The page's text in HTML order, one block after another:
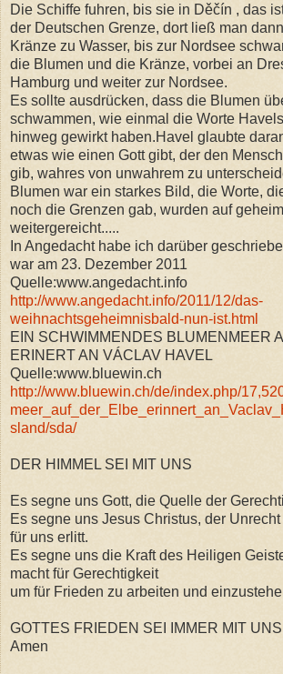
Die Schiffe fuhren, bis sie in Děčín , das
der Deutschen Grenze, dort ließ man
Kränze zu Wasser, bis zur Nordsee
die Blumen und die Kränze, vorbei an
Hamburg und weiter zur Nordsee.
Es sollte ausdrücken, dass die Blumen
schwammen, wie einmal die Worte
hinweg gewirkt haben.Havel glaubte
etwas wie einen Gott gibt, der den
gib, wahres von unwahrem zu
Blumen war ein starkes Bild, die Worte,
noch die Grenzen gab, wurden auf
weitergereicht.....
In Angedacht habe ich darüber
war am 23. Dezember 2011
Quelle:www.angedacht.info
http://www.angedacht.info/2011/12/das-
weihnachtsgeheimnisbald-nun-ist.html
EIN SCHWIMMENDES BLUMENMEER
ERINERT AN VÁCLAV HAVEL
Quelle:www.bluewin.ch
http://www.bluewin.ch/de/index.php/
sland/sda/
DER HIMMEL SEI MIT UNS
Es segne uns Gott, die Quelle der
Es segne uns Jesus Christus, der
für uns erlitt.
Es segne uns die Kraft des Heiligen
macht für Gerechtigkeit
um für Frieden zu arbeiten und
GOTTES FRIEDEN SEI IMMER MIT UNS
Amen